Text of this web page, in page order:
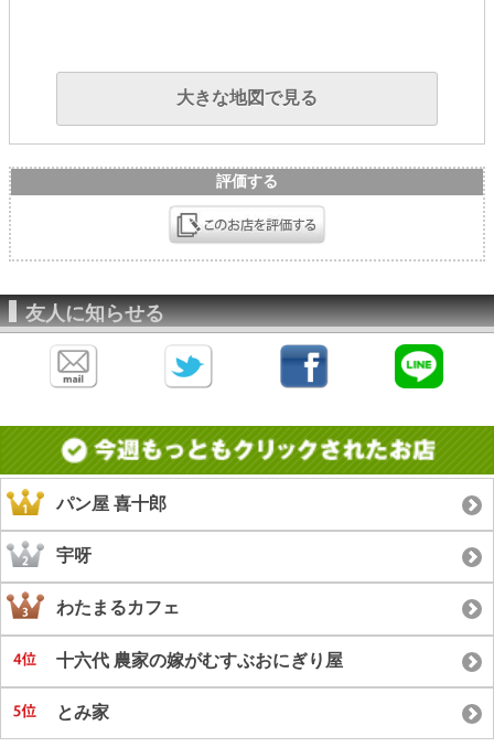
大きな地図で見る
評価する
友人に知らせる
パン屋 喜十郎
宇呀
わたまるカフェ
十六代 農家の嫁がむすぶおにぎり屋
とみ家